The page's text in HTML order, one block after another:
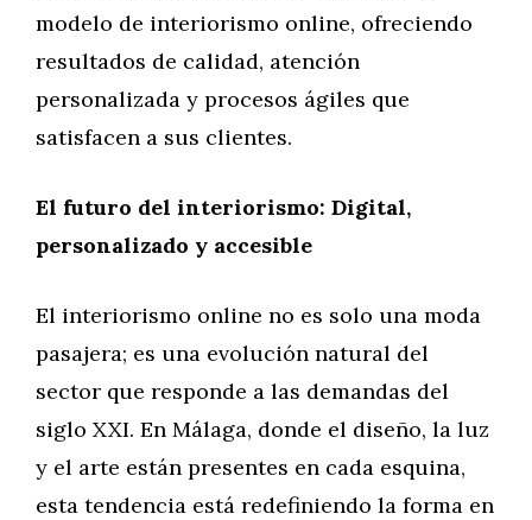
modelo de interiorismo online, ofreciendo
resultados de calidad, atención
personalizada y procesos ágiles que
satisfacen a sus clientes.
El futuro del interiorismo: Digital,
personalizado y accesible
El interiorismo online no es solo una moda
pasajera; es una evolución natural del
sector que responde a las demandas del
siglo XXI. En Málaga, donde el diseño, la luz
y el arte están presentes en cada esquina,
esta tendencia está redefiniendo la forma en